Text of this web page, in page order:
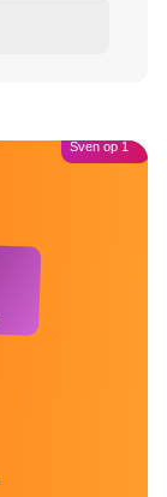
Sven op 1